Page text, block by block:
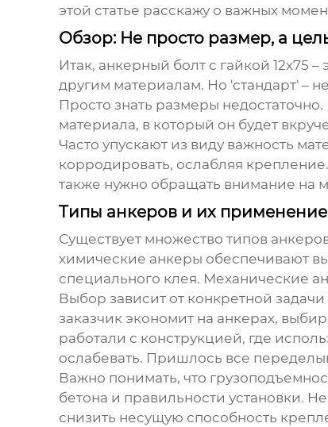
этой статье расскажу о важных
Обзор: Не просто размер, а
Итак, анкерный болт с гайкой 12х75 –
другим материалам. Но 'стандарт' –
Просто знать размеры
материала, в который он будет
Часто упускают из виду важность
корродировать, ослабляя
также нужно обращать внимание на
Типы анкеров и их применение
Существует множество типов
химические анкеры обеспечивают
специального клея. Механические
Выбор зависит от конкретной
заказчик экономит на анкерах,
работали с конструкцией, где
ослабевать. Пришлось все
Важно понимать, что
бетона и правильности установки.
снизить несущую способность